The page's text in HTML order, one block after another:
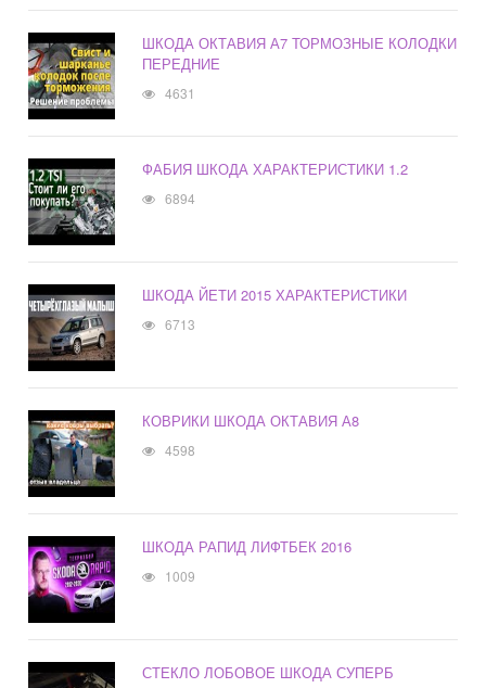
ШКОДА ОКТАВИЯ А7 ТОРМОЗНЫЕ КОЛОДКИ
ПЕРЕДНИЕ
4631
ФАБИЯ ШКОДА ХАРАКТЕРИСТИКИ 1.2
6894
ШКОДА ЙЕТИ 2015 ХАРАКТЕРИСТИКИ
6713
КОВРИКИ ШКОДА ОКТАВИЯ А8
4598
ШКОДА РАПИД ЛИФТБЕК 2016
1009
СТЕКЛО ЛОБОВОЕ ШКОДА СУПЕРБ